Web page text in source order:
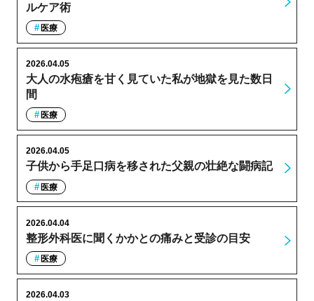
ルケア術
医療
大人の水疱瘡を甘く見ていた私が地獄を見た数日
間
2026.04.05
医療
子供から手足口病を移された父親の壮絶な闘病記
2026.04.05
医療
整形外科医に聞くかかとの痛みと受診の目安
2026.04.04
医療
2026.04.03